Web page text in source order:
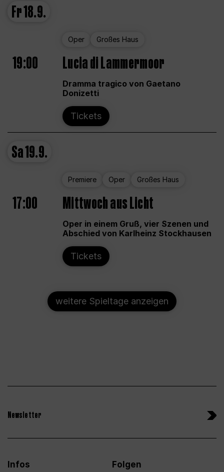
Fr18.9.
Oper Großes Haus
19:00 Lucia di Lammermoor
Dramma tragico von Gaetano
Donizetti
Tickets
Sa19.9.
Premiere Oper Großes Haus
17:00 Mittwoch aus Licht
Oper in einem Gruß, vier Szenen und
Abschied von Karlheinz Stockhausen
Tickets
weitere Spieltage anzeigen
Newsletter
Infos
Folgen